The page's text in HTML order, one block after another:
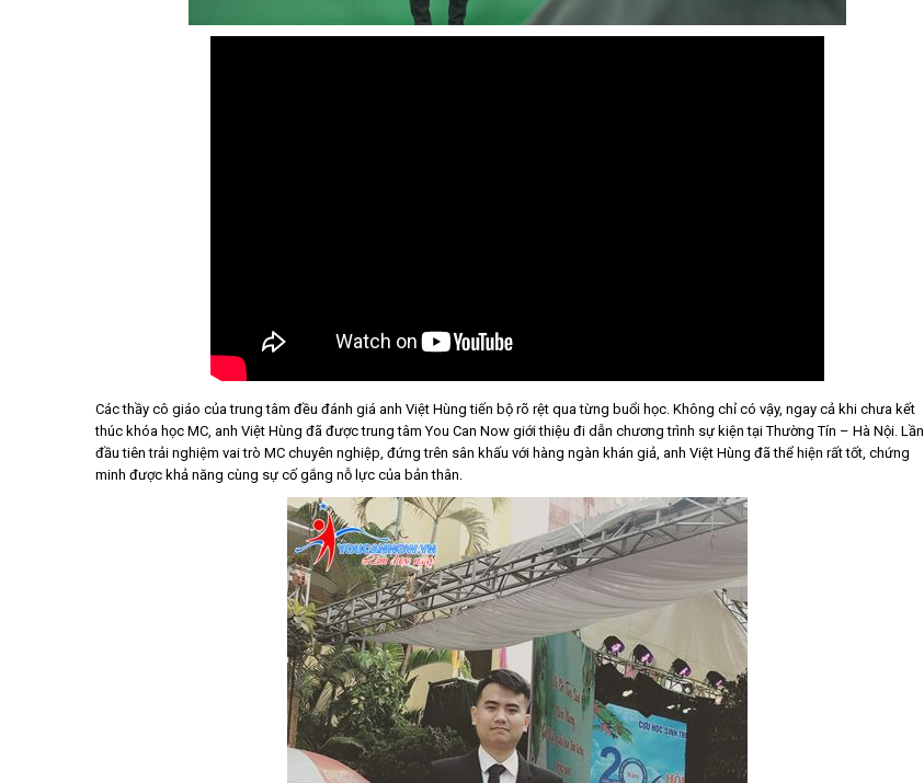
Các thầy cô giáo của trung tâm đều đánh giá anh Việt Hùng tiến bộ rõ rệt qua từng buổi học. Không chỉ có vậy, ngay cả khi chưa kết
thúc khóa học MC, anh Việt Hùng đã được trung tâm You Can Now giới thiệu đi dẫn chương trình sự kiện tại Thường Tín – Hà Nội. Lần
đầu tiên trải nghiệm vai trò MC chuyên nghiệp, đứng trên sân khấu với hàng ngàn khán giả, anh Việt Hùng đã thể hiện rất tốt, chứng
minh được khả năng cùng sự cố gắng nỗ lực của bản thân.